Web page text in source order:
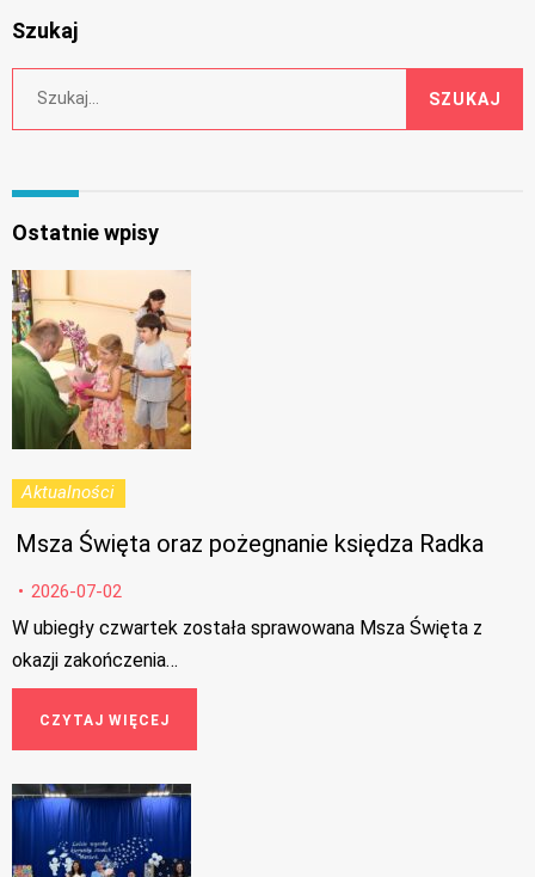
Szukaj
SZUKAJ
Ostatnie wpisy
Aktualności
Msza Święta oraz pożegnanie księdza Radka
2026-07-02
W ubiegły czwartek została sprawowana Msza Święta z
okazji zakończenia…
CZYTAJ WIĘCEJ